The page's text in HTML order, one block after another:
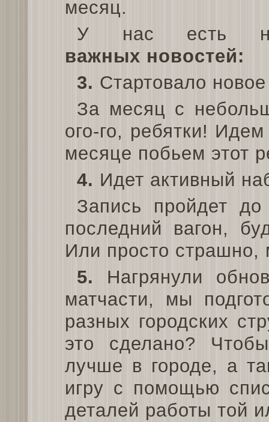
месяц.
У нас есть
важных новостей:
3. Стартовало
За месяц с
ого-го, ребятки!
месяце побьем этот
4. Идет активный
Запись пройдет
последний вагон,
Или просто
5. Нагрянули
матчасти, мы
разных городских
это сделано?
лучше в городе, а
игру с помощью
деталей работы той